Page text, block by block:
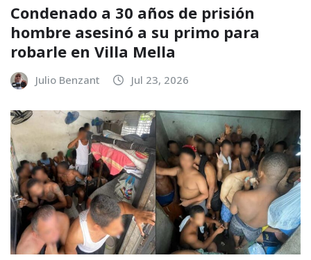
Condenado a 30 años de prisión
hombre asesinó a su primo para
robarle en Villa Mella
Julio Benzant Jul 23, 2026